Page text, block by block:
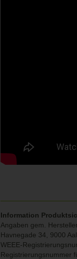
Information
Angaben gem.
Havnegade 34, 9000
WEEE-
Registrierungsnummer